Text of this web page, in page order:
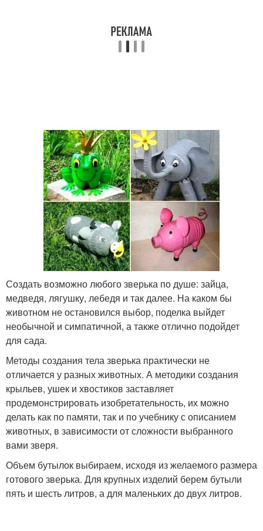
Создать возможно любого зверька по душе: зайца,
медведя, лягушку, лебедя и так далее. На каком бы
животном не остановился выбор, поделка выйдет
необычной и симпатичной, а также отлично подойдет
для сада.
Методы создания тела зверька практически не
отличается у разных животных. А методики создания
крыльев, ушек и хвостиков заставляет
продемонстрировать изобретательность, их можно
делать как по памяти, так и по учебнику с описанием
животных, в зависимости от сложности выбранного
вами зверя.
Объем бутылок выбираем, исходя из желаемого размера
готового зверька. Для крупных изделий берем бутыли
пять и шесть литров, а для маленьких до двух литров.